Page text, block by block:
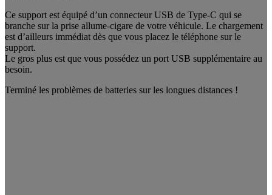
Ce support est équipé d’un connecteur USB de Type-C qui se
branche sur la prise allume-cigare de votre véhicule. Le chargement
est d’ailleurs immédiat dès que vous placez le téléphone sur le
support.
Le gros plus est que vous possédez un port USB supplémentaire au
besoin.
Terminé les problèmes de batteries sur les longues distances !